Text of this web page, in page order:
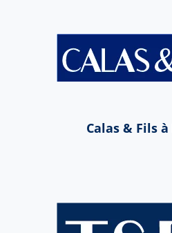
Calas & Fils